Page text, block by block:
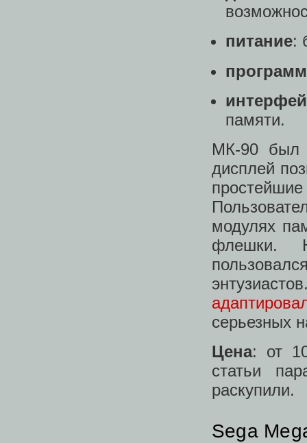
питание:
памяти.
МК-90 был
дисплей
модулях
флешки.
серьезных
Цена: от
статьи
раскупили.
Sega